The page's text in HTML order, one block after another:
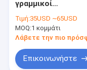
Σωληνοειδείς
Αισθητήρες
Οπισθοσκόπο
γραμμικοί
μεμονωμένο κουτί
ελέγχου κίνησης
Τιμή:35USD ~65USD
MOQ:1 κομμάτι
Λάβετε την πιο
Επικοινωνήστε